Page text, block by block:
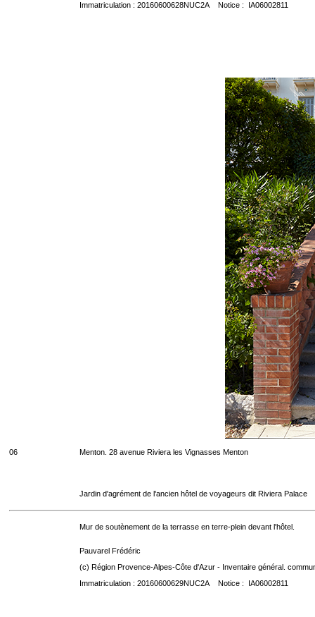
Immatriculation : 20160600628NUC2A Notice : IA06002811
06 Menton. 28 avenue Riviera les Vignasses Menton
Jardin d'agrément de l'ancien hôtel de voyageurs dit Riviera Palace
Mur de soutènement de la terrasse en terre-plein devant l'hôtel.
Pauvarel Frédéric
(c) Région Provence-Alpes-Côte d'Azur - Inventaire général.
Immatriculation : 20160600629NUC2A Notice : IA06002811